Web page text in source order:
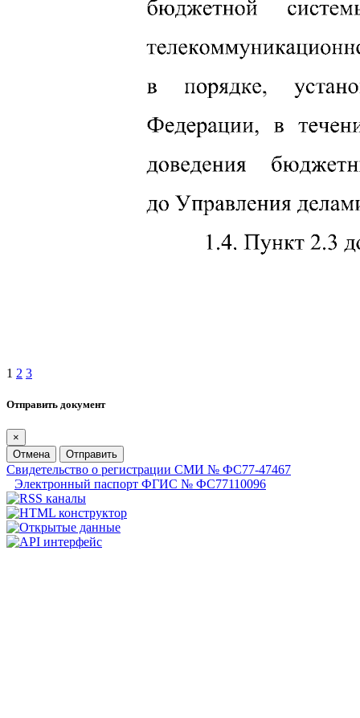
1 2 3
Отправить документ
×
Отмена
Отправить
Свидетельство о регистрации СМИ № ФС77-47467
Электронный паспорт ФГИС № ФС77110096